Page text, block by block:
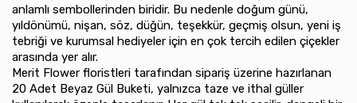
anlamlı sembollerinden biridir. Bu nedenle doğum günü,
yıldönümü, nişan, söz, düğün, teşekkür, geçmiş olsun, yeni iş
tebriği ve kurumsal hediyeler için en çok tercih edilen çiçekler
arasında yer alır.
Merit Flower floristleri tarafından sipariş üzerine hazırlanan
20 Adet Beyaz Gül Buketi, yalnızca taze ve ithal güller